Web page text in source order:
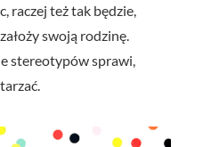
raczej też tak będzie,
swoją rodzinę.
stereotypów sprawi,